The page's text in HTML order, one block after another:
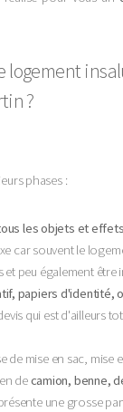
logement
?
phases :
les objets et
car souvent le
et peu également être
papiers d'identité,
qui est d'ailleurs
de mise en sac, mise
decamion, benne,
une grosse